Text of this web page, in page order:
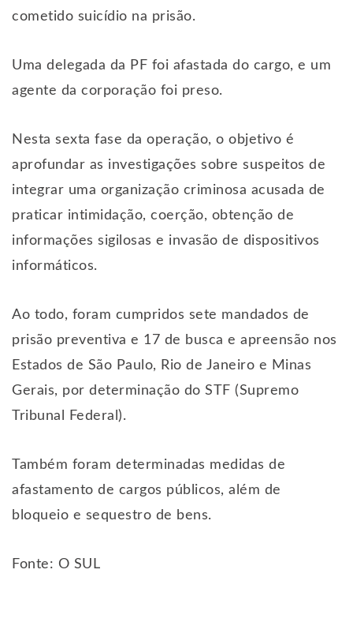
cometido suicídio na prisão.
Uma delegada da PF foi afastada do cargo, e um
agente da corporação foi preso.
Nesta sexta fase da operação, o objetivo é
aprofundar as investigações sobre suspeitos de
integrar uma organização criminosa acusada de
praticar intimidação, coerção, obtenção de
informações sigilosas e invasão de dispositivos
informáticos.
Ao todo, foram cumpridos sete mandados de
prisão preventiva e 17 de busca e apreensão nos
Estados de São Paulo, Rio de Janeiro e Minas
Gerais, por determinação do STF (Supremo
Tribunal Federal).
Também foram determinadas medidas de
afastamento de cargos públicos, além de
bloqueio e sequestro de bens.
Fonte: O SUL